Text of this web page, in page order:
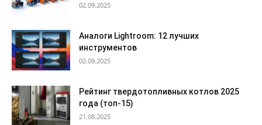
02.09.2025
Аналоги Lightroom: 12 лучших
инструментов
02.09.2025
Рейтинг твердотопливных котлов 2025
года (топ-15)
21.08.2025